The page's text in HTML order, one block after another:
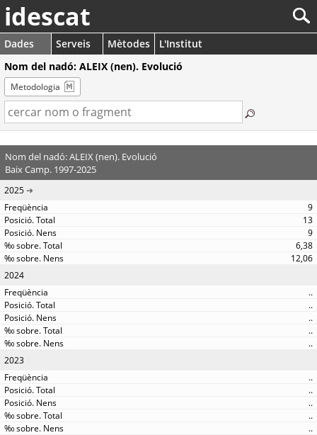
idescat
Dades Serveis Mètodes
L'Institut
Nom del nadó: ALEIX (nen). Evolució
Metodologia
Nom del nadó: ALEIX (nen). Evolució
Baix Camp. 1997-2025
2025
9
13
9
6,38
12,06
2024
..
..
..
..
..
2023
..
..
..
..
..